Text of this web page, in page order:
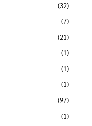
(32)
(7)
(21)
(1)
(1)
(1)
(97)
(1)